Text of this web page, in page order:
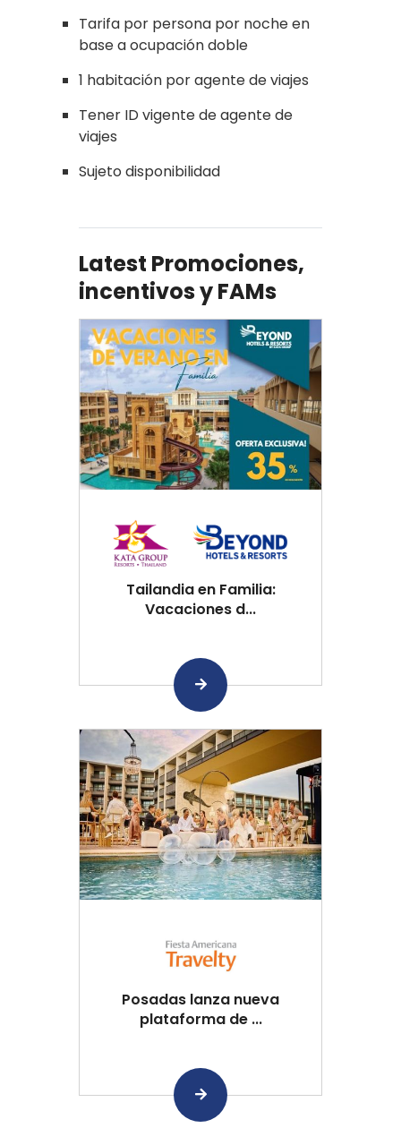
Tarifa por persona por noche en
base a ocupación doble
1 habitación por agente de viajes
Tener ID vigente de agente de
viajes
Sujeto disponibilidad
Latest Promociones,
incentivos y FAMs
Tailandia en Familia:
Vacaciones d...
Posadas lanza nueva
plataforma de ...